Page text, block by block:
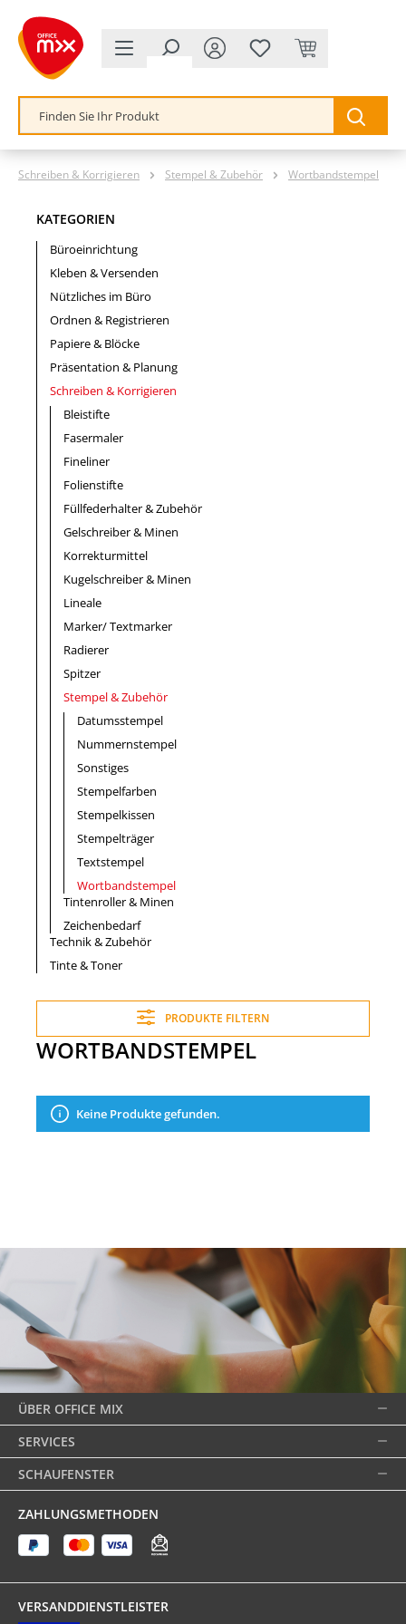
springen
Schreiben & Korrigieren Stempel & Zubehör Wortbandstempel
KATEGORIEN
Büroeinrichtung
Kleben & Versenden
Nützliches im Büro
Ordnen & Registrieren
Papiere & Blöcke
Präsentation & Planung
Schreiben & Korrigieren
Bleistifte
Fasermaler
Fineliner
Folienstifte
Füllfederhalter & Zubehör
Gelschreiber & Minen
Korrekturmittel
Kugelschreiber & Minen
Lineale
Marker/ Textmarker
Radierer
Spitzer
Stempel & Zubehör
Datumsstempel
Nummernstempel
Sonstiges
Stempelfarben
Stempelkissen
Stempelträger
Textstempel
Wortbandstempel
Tintenroller & Minen
Zeichenbedarf
Technik & Zubehör
Tinte & Toner
PRODUKTE FILTERN
WORTBANDSTEMPEL
Keine Produkte gefunden.
ÜBER OFFICE MIX
SERVICES
SCHAUFENSTER
ZAHLUNGSMETHODEN
VERSANDDIENSTLEISTER